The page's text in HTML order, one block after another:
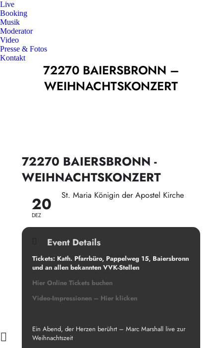
Live
Booking
Musik
Moderator
Video
Presse & Fotos
Kontakt
72270 BAIERSBRONN –
WEIHNACHTSKONZERT
72270 BAIERSBRONN -
WEIHNACHTSKONZERT
20
DEZ
St. Maria Königin der Apostel Kirche
Event Details
Tickets: Kath. Pfarrbüro, Pappelweg 15, Baiersbronn
und an allen bekannten VVK-Stellen
Hier Online Tickets buchen
Video-Impressionen – Hier klicken
Ein Abend, der Herzen berührt – Marc Marshall live zur
Weihnachtszeit